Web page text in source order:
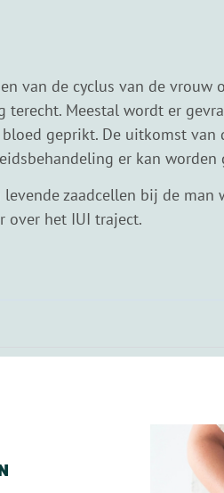
van de cyclus van de vrouw
Meestal wordt er
geprikt. De uitkomst
er kan worden
zaadcellen bij de
over het IUI traject.